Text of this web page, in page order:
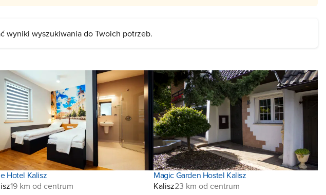
wyniki wyszukiwania do Twoich potrzeb.
Hotel Kalisz
19 km od centrum
Magic Garden Hostel Kalisz
Kalisz23 km od centrum